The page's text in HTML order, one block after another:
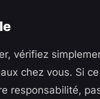
vérifiez
chez vous. Si ce
responsabilité,